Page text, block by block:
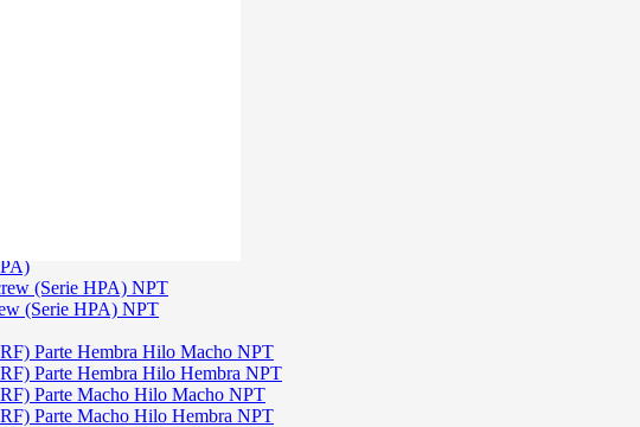
(Serie HPA) NPT
(Serie HPA) NPT
Parte Hembra Hilo Macho NPT
Parte Hembra Hilo Hembra NPT
Parte Macho Hilo Macho NPT
Parte Macho Hilo Hembra NPT